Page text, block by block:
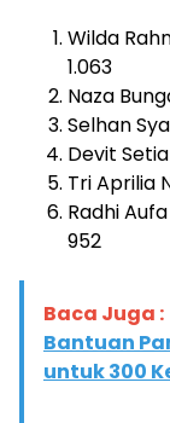
Wilda
1.063
Naza
Selhan
Devit
Tri Aprilia
Radhi
952
Baca Juga :
Bantuan
untuk 300